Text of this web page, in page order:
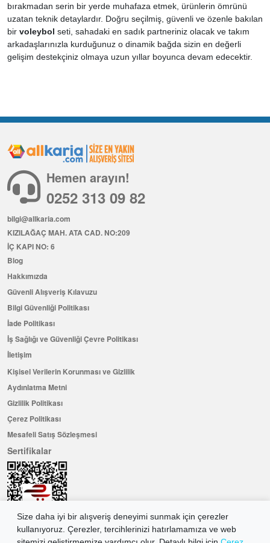
bırakmadan serin bir yerde muhafaza etmek, ürünlerin ömrünü
uzatan teknik detaylardır. Doğru seçilmiş, güvenli ve özenle bakılan
bir voleybol seti, sahadaki en sadık partneriniz olacak ve takım
arkadaşlarınızla kurduğunuz o dinamik bağda sizin en değerli
gelişim destekçiniz olmaya uzun yıllar boyunca devam edecektir.
Size daha iyi bir alışveriş deneyimi sunmak için çerezler
kullanıyoruz. Çerezler, tercihlerinizi hatırlamamıza ve web
Hemen arayın!
0252 313 09 82
bilgi@allkaria.com
KIZILAĞAÇ MAH. ATA CAD. NO:209
İÇ KAPI NO: 6
Blog
Hakkımızda
Güvenli Alışveriş Kılavuzu
Bilgi Güvenliği Politikası
İade Politikası
İş Sağlığı ve Güvenliği Çevre Politikası
İletişim
Kişisel Verilerin Korunması ve Gizlilik
Aydınlatma Metni
Gizlilik Politikası
Çerez Politikası
Mesafeli Satış Sözleşmesi
Sertifikalar